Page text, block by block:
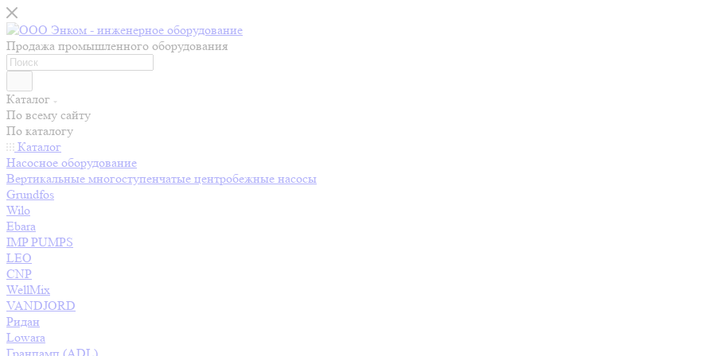
Продажа промышленного оборудования
Каталог
По всему сайту
По каталогу
Каталог
Насосное оборудование
Вертикальные многоступенчатые центробежные насосы
Grundfos
Wilo
Ebara
IMP PUMPS
LEO
CNP
WellMix
VANDJORD
Ридан
Lowara